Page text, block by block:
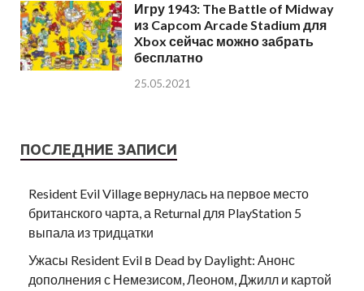
Игру 1943: The Battle of Midway
из Capcom Arcade Stadium для
Xbox сейчас можно забрать
бесплатно
25.05.2021
ПОСЛЕДНИЕ ЗАПИСИ
Resident Evil Village вернулась на первое место
британского чарта, а Returnal для PlayStation 5
выпала из тридцатки
Ужасы Resident Evil в Dead by Daylight: Анонс
дополнения с Немезисом, Леоном, Джилл и картой